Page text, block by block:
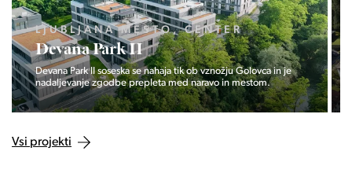
LJUBLJANA MESTO, CENTER
Devana Park II
Devana Park II soseska se nahaja tik ob vznožju Golovca in je
nadaljevanje zgodbe prepleta med naravo in mestom.
Vsi projekti